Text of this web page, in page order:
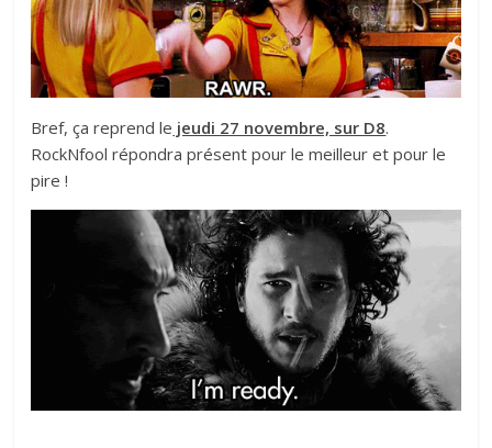
Bref, ça reprend le jeudi 27 novembre, sur D8.
RockNfool répondra présent pour le meilleur et pour le
pire !